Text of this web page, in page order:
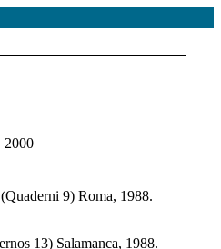
2000
9) Roma, 1988.
13) Salamanca, 1988.